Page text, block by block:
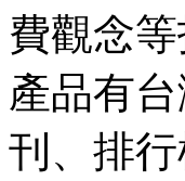
費觀念
產品有
刊、排